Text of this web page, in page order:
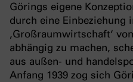
Görings eigene
durch eine Einbeziehung
‚Großraumwirtschaft‘
abhängig zu machen,
aus außen- und
Anfang 1939 zog sich